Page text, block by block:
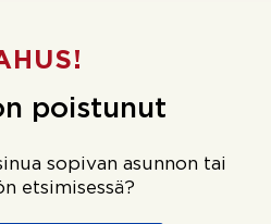
poistunut
sopivan asunnon tai
etsimisessä?